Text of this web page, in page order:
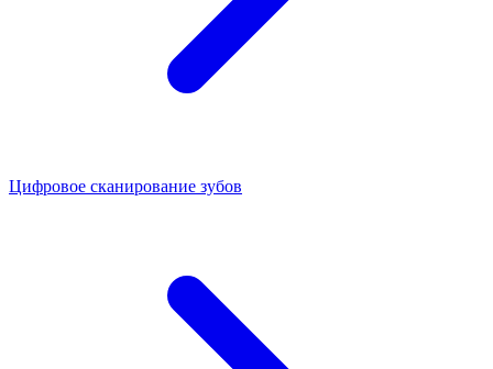
Цифровое сканирование зубов